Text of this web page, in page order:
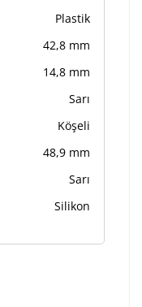
Plastik
42,8 mm
14,8 mm
Sarı
Köşeli
48,9 mm
Sarı
Silikon